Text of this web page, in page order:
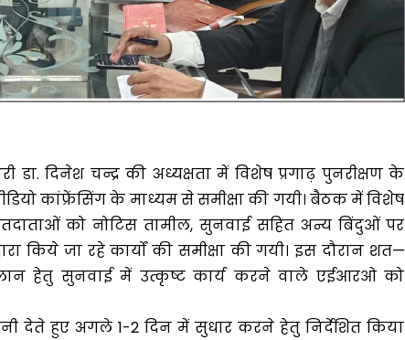
डा. दिनेश चन्द्र की अध्यक्षता में विशेष प्रगाढ़ पुनरीक्षण के
कांफ्रेंसिंग के माध्यम से समीक्षा की गयी। बैठक में विशेष
को नोटिस तामील, सुनवाई सहित अन्य बिंदुओं पर
किये जा रहे कार्यों की समीक्षा की गयी। इस दौरान शत—
हेतु सुनवाई में उत्कृष्ट कार्य करने वाले एईआरओ को
देते हुए अगले 1-2 दिन में सुधार करने हेतु निर्देशित किया